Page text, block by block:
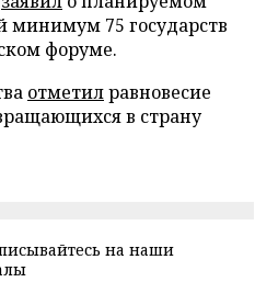
минимум 75 государств
форуме.
отметилравновесие
в страну
на наши